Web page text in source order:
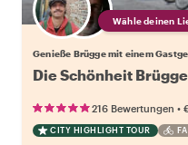
Wähle deinen
Genieße Brügge mit einem
Die Schönheit
216 Bewertungen •
CITY HIGHLIGHT TOUR